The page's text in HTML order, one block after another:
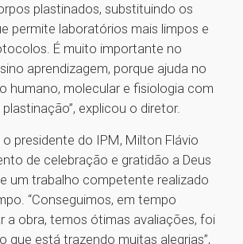
plastinados, substituindo os
permite laboratórios mais limpos e
É muito importante no
aprendizagem, porque ajuda no
humano, molecular e fisiologia com
explicou o diretor.
presidente do IPM, Milton Flávio
de celebração e gratidão a Deus
um trabalho competente realizado
“Conseguimos, em tempo
a obra, temos ótimas avaliações, foi
que está trazendo muitas alegrias”,